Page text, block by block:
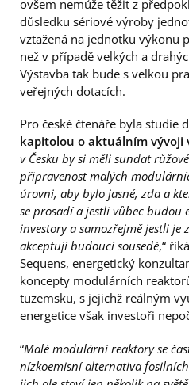
ovšem nemůže těžit z
důsledku sériové výroby
vztažená na jednotku výkonu
než v případě velkých a
Výstavba tak bude s velkou
veřejných dotacích.
Pro české čtenáře byla studie
kapitolou o aktuálním vývoji
v Česku by si měli sundat
připravenost malých
úrovni, aby bylo jasné, zda a
se prosadí a jestli vůbec budou
investory a samozřejmě jestli je
akceptují budoucí sousedé,“
Sequens, energetický
koncepty modulárních
tuzemsku, s jejichž reálným
energetice však investoři
“Malé modulární reaktory se
nízkoemisní alternativa